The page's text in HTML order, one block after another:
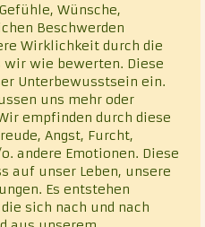
Wünsche,
Beschwerden
Wirklichkeit durch die
wir wie bewerten. Diese
Unterbewusstsein ein.
uns mehr oder
empfinden durch diese
Angst, Furcht,
andere Emotionen. Diese
auf unser Leben, unsere
Es entstehen
sich nach und nach